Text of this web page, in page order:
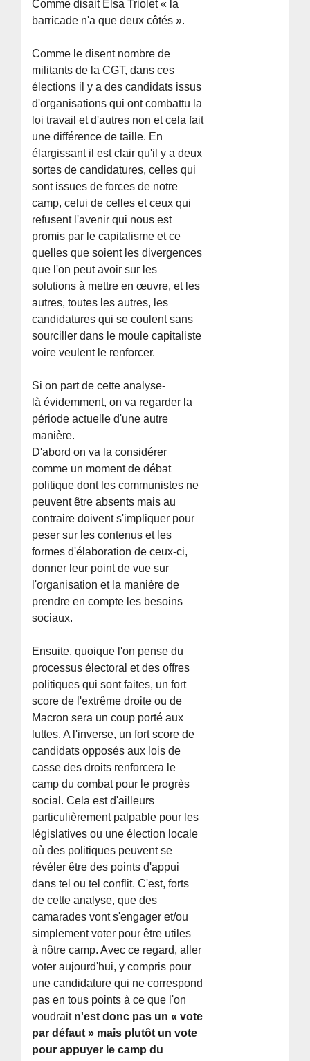
Comme disait Elsa Triolet « la
barricade n'a que deux côtés ».
Comme le disent nombre de
militants de la CGT, dans ces
élections il y a des candidats issus
d'organisations qui ont combattu la
loi travail et d'autres non et cela fait
une différence de taille. En
élargissant il est clair qu'il y a deux
sortes de candidatures, celles qui
sont issues de forces de notre
camp, celui de celles et ceux qui
refusent l'avenir qui nous est
promis par le capitalisme et ce
quelles que soient les divergences
que l'on peut avoir sur les
solutions à mettre en œuvre, et les
autres, toutes les autres, les
candidatures qui se coulent sans
sourciller dans le moule capitaliste
voire veulent le renforcer.
Si on part de cette analyse-
là évidemment, on va regarder la
période actuelle d'une autre
manière.
D'abord on va la considérer
comme un moment de débat
politique dont les communistes ne
peuvent être absents mais au
contraire doivent s'impliquer pour
peser sur les contenus et les
formes d'élaboration de ceux-ci,
donner leur point de vue sur
l'organisation et la manière de
prendre en compte les besoins
sociaux.
Ensuite, quoique l'on pense du
processus électoral et des offres
politiques qui sont faites, un fort
score de l'extrême droite ou de
Macron sera un coup porté aux
luttes. A l'inverse, un fort score de
candidats opposés aux lois de
casse des droits renforcera le
camp du combat pour le progrès
social. Cela est d'ailleurs
particulièrement palpable pour les
législatives ou une élection locale
où des politiques peuvent se
révéler être des points d'appui
dans tel ou tel conflit. C'est, forts
de cette analyse, que des
camarades vont s'engager et/ou
simplement voter pour être utiles
à nôtre camp. Avec ce regard, aller
voter aujourd'hui, y compris pour
une candidature qui ne correspond
pas en tous points à ce que l'on
voudrait n'est donc pas un « vote
par défaut » mais plutôt un vote
pour appuyer le camp du